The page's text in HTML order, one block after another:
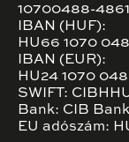
10700488-
IBAN (HUF):
HU66 1070
IBAN (EUR):
HU24 1070
SWIFT:
Bank: CIB
EU adószám: